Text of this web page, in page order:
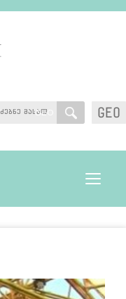
GEO
GEO
Toggle